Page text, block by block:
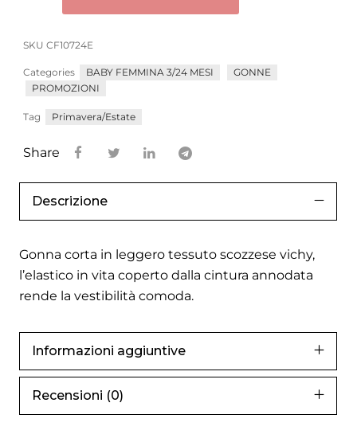
SKU CF10724E
Categories BABY FEMMINA 3/24 MESI
GONNE
PROMOZIONI
Tag Primavera/Estate
Share
Descrizione
Gonna corta in leggero tessuto scozzese vichy,
l’elastico in vita coperto dalla cintura annodata
rende la vestibilità comoda.
Informazioni aggiuntive
Recensioni (0)